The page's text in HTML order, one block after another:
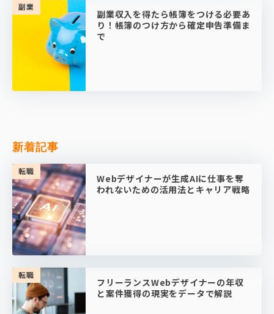
副業
副業収入を得たら帳簿をつける必要あ
り！帳簿のつけ方から確定申告準備ま
で
新着記事
転職
Webデザイナーが生成AIに仕事を奪
われないための活用法とキャリア戦略
転職
フリーランスWebデザイナーの年収
と案件獲得の現実をデータで解説